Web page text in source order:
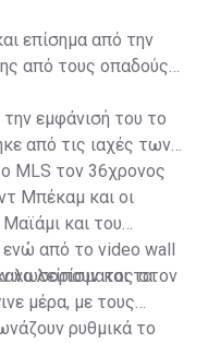
επίσημα από την
από τους οπαδούς
εμφάνισή του το
από τις ιαχές των
MLS τον 36χρονος
Μπέκαμ και οι
και του
από το video wall
στον
να λείπουν και τα
μέρα, με τους
ρυθμικά το